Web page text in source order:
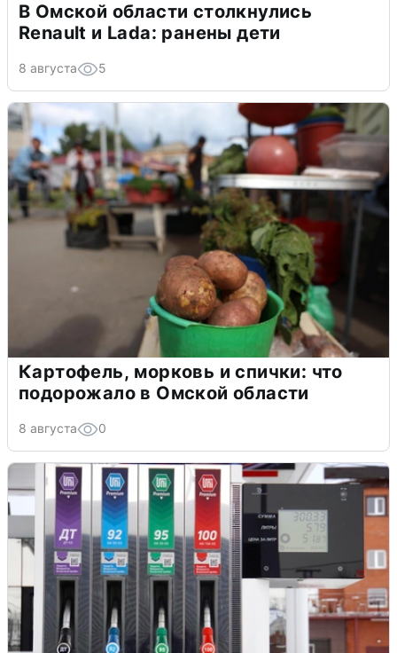
В Омской области столкнулись
Renault и Lada: ранены дети
8 августа 5
Картофель, морковь и спички: что
подорожало в Омской области
8 августа 0